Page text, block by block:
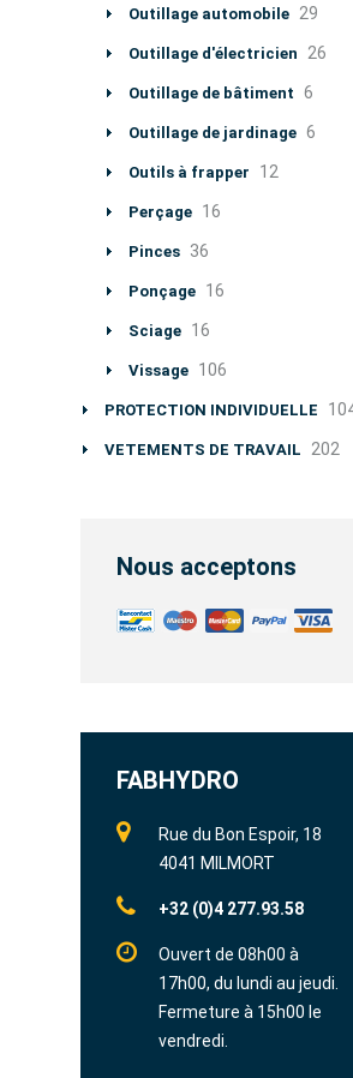
Outillage automobile 29
Outillage d'électricien 26
Outillage de bâtiment 6
Outillage de jardinage 6
Outils à frapper 12
Perçage 16
Pinces 36
Ponçage 16
Sciage 16
Vissage 106
PROTECTION INDIVIDUELLE
VETEMENTS DE TRAVAIL 202
Nous acceptons
FABHYDRO
Rue du Bon Espoir, 18
4041 MILMORT
+32 (0)4 277.93.58
Ouvert de 08h00 à
17h00, du lundi au jeudi.
Fermeture à 15h00 le
vendredi.